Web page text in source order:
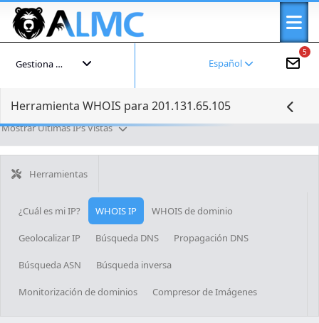
5
Español
Gestiona tu cuenta
Herramienta WHOIS para 201.131.65.105
Mostrar Últimas IPs Vistas
Herramientas
¿Cuál es mi IP? WHOIS IP WHOIS de dominio
Geolocalizar IP Búsqueda DNS Propagación DNS
Búsqueda ASN Búsqueda inversa
Monitorización de dominios Compresor de Imágenes